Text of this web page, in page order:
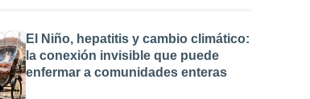
El Niño, hepatitis y cambio climático:
la conexión invisible que puede
enfermar a comunidades enteras